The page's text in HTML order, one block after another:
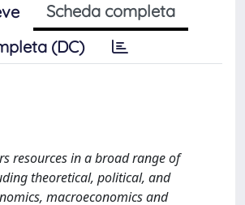
Scheda completa
(DC)
resources in a broad range of
theoretical, political, and
macroeconomics and